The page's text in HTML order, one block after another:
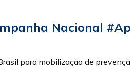
Nacional
para mobilização de